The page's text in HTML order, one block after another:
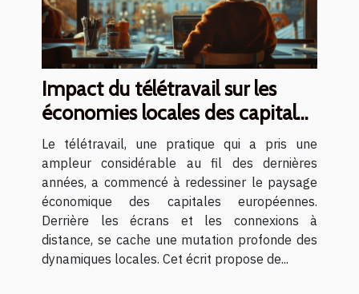
Impact du télétravail sur les
économies locales des capitales
européennes
Le télétravail, une pratique qui a pris une
ampleur considérable au fil des dernières
années, a commencé à redessiner le paysage
économique des capitales européennes.
Derrière les écrans et les connexions à
distance, se cache une mutation profonde des
dynamiques locales. Cet écrit propose de...